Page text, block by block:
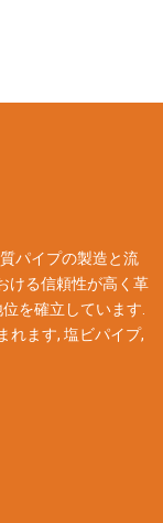
パイプの製造と流
ける信頼性が高く革
を確立しています.
れます, 塩ビパイプ,